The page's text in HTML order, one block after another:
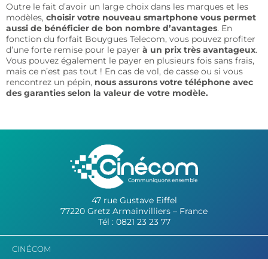
Outre le fait d’avoir un large choix dans les marques et les
modèles, choisir votre nouveau smartphone vous permet
aussi de bénéficier de bon nombre d’avantages. En
fonction du forfait Bouygues Telecom, vous pouvez profiter
d’une forte remise pour le payer à un prix très avantageux.
Vous pouvez également le payer en plusieurs fois sans frais,
mais ce n’est pas tout ! En cas de vol, de casse ou si vous
rencontrez un pépin, nous assurons votre téléphone avec
des garanties selon la valeur de votre modèle.
47 rue Gustave Eiffel
77220 Gretz Armainvilliers – France
Tél : 0821 23 23 77
CINÉCOM